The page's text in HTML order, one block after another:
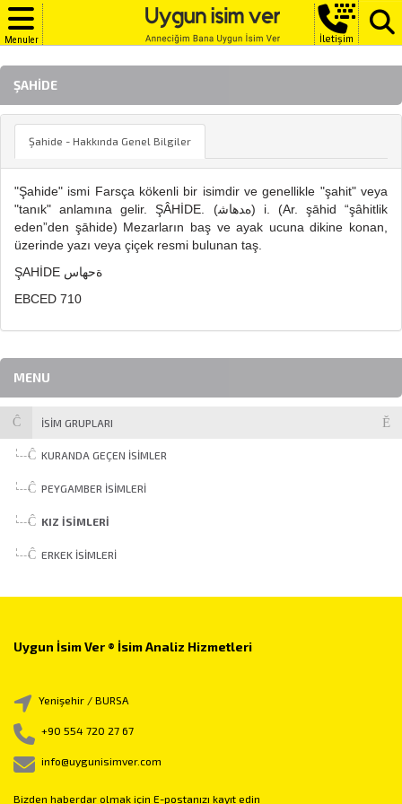
Menuler İletişim
ŞAHIDE
Şahide - Hakkında Genel Bilgiler
"Şahide" ismi Farsça kökenli bir isimdir ve genellikle "şahit" veya
"tanık" anlamına gelir. ŞÂHİDE. (ﻩﺪﻫﺎﺷ) i. (Ar. şāhid “şâhitlik
eden”den şāhide) Mezarların baş ve ayak ucuna dikine konan,
üzerinde yazı veya çiçek resmi bulunan taş.
ŞAHİDE ةحهاس
EBCED 710
MENU
İSİM GRUPLARI
KURANDA GEÇEN İSIMLER
PEYGAMBER İSIMLERI
KIZ İSIMLERI
ERKEK İSIMLERI
Uygun İsim Ver ® İsim Analiz Hizmetleri
Yenişehir / BURSA
+90 554 720 27 67
info@uygunisimver.com
Bizden haberdar olmak için E-postanızı kayıt edin